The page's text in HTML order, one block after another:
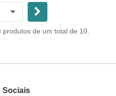
de um total de 10.
Sociais